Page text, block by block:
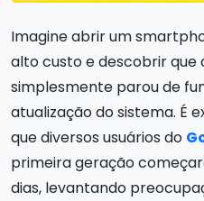
Imagine abrir um
alto custo e descobrir que
simplesmente parou de
atualização do sistema. É
que diversos usuários do
primeira geração
dias, levantando